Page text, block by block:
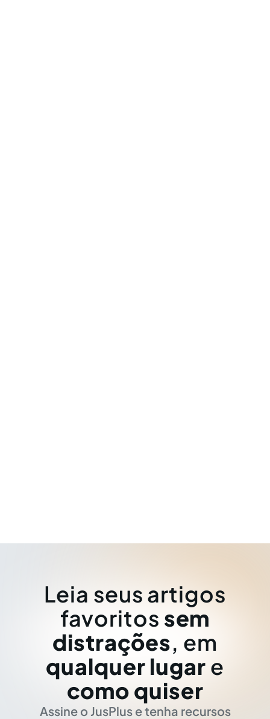
Leia seus artigos
favoritos sem
distrações, em
qualquer lugar e
como quiser
Assine o JusPlus e tenha recursos